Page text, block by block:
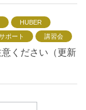
HUBER
ポート 講習会
ください（更新